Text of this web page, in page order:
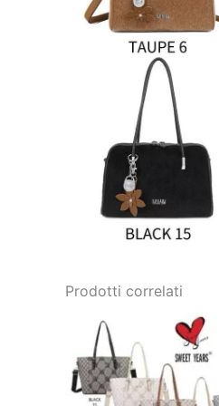
Prodotti correlati